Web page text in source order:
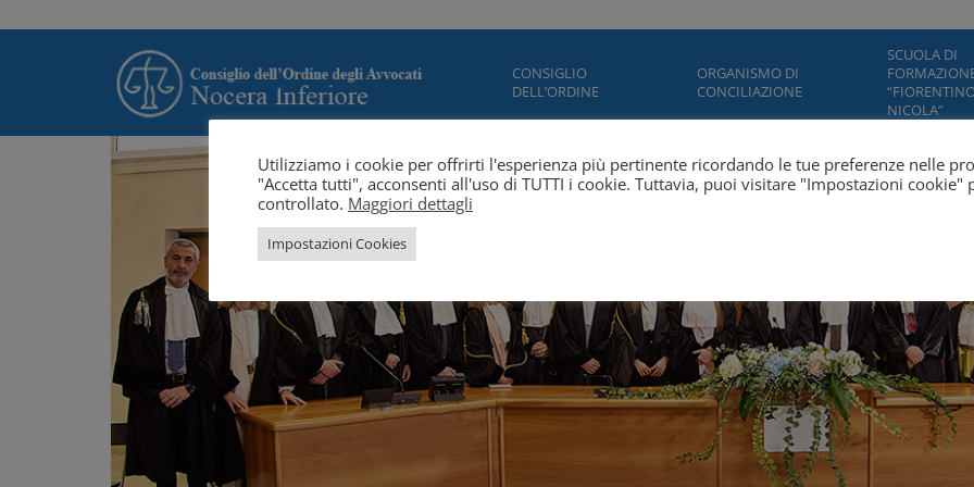
CONSIGLIO
DELL’ORDINE
ORGANISMO DI
CONCILIAZIONE
SCUOLA DI
NICOLA”
Utilizziamo i cookie per offrirti l'esperienza più pertinente ricordando le tue preferenze nelle
"Accetta tutti", acconsenti all'uso di TUTTI i cookie. Tuttavia, puoi visitare "Impostazioni cookie"
controllato. Maggiori dettagli
Impostazioni Cookies